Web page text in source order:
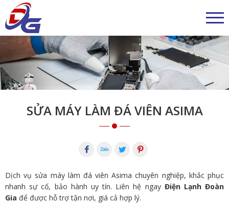
SỬA MÁY LÀM ĐÁ VIÊN ASIMA
Dịch vụ sửa máy làm đá viên Asima chuyên nghiệp, khắc phục
nhanh sự cố, bảo hành uy tín. Liên hệ ngay Điện Lạnh Đoàn
Gia để được hỗ trợ tận nơi, giá cả hợp lý.